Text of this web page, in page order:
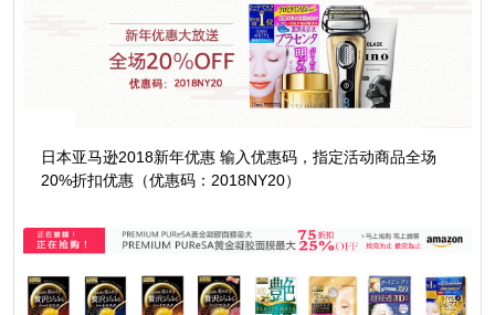
日本亚马逊2018新年优惠 输入优惠码，指定活动商品全场
20%折扣优惠（优惠码：2018NY20）